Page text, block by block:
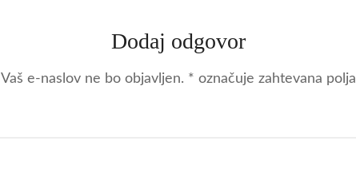
Dodaj odgovor
Vaš e-naslov ne bo objavljen. * označuje zahtevana polja